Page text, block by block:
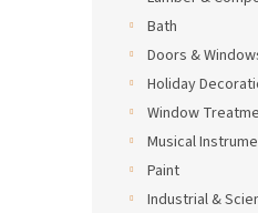
Bath
Doors &
Holiday
Window
Musical
Paint
Industrial &